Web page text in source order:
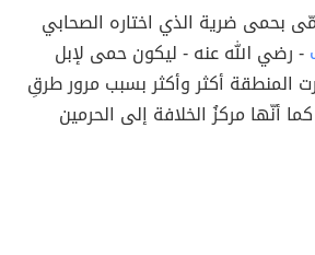
بحمى ضرية الذي اختاره الصحابي
- رضي الله عنه - ليكون حمى لإبل
المنطقة أكثر وأكثر بسبب مرور طرقِ
أنّها مركزُ الخلافة إلى الحرمين